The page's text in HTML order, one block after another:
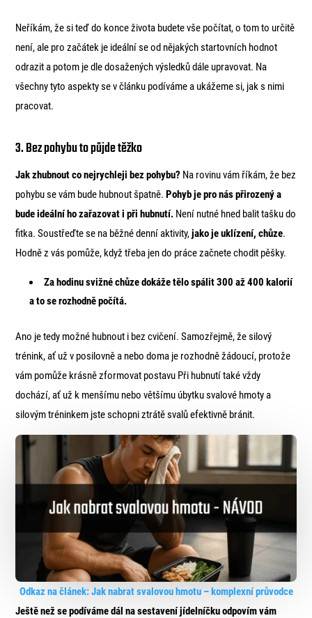
Neříkám, že si teď do konce života budete vše počítat, o tom to určitě
není, ale pro začátek je ideální se od nějakých startovních hodnot
odrazit a potom je dle dosažených výsledků dále upravovat. Na
všechny tyto aspekty se v článku podíváme a ukážeme si, jak s nimi
pracovat.
3. Bez pohybu to půjde těžko
Jak zhubnout co nejrychleji bez pohybu? Na rovinu vám říkám, že bez
pohybu se vám bude hubnout špatně.Pohyb je pro nás přirozený a
bude ideální ho zařazovat i při hubnutí. Není nutné hned balit tašku do
fitka. Soustřeďte se na běžné denní aktivity,jako je uklízení, chůze.
Hodně z vás pomůže, když třeba jen do práce začnete chodit pěšky.
Za hodinu svižné chůze dokáže tělo spálit 300 až 400 kalorií
a to se rozhodně počítá.
Ano je tedy možné hubnout i bez cvičení. Samozřejmě, že silový
trénink, ať už v posilovně a nebo doma je rozhodně žádoucí, protože
vám pomůže krásně zformovat postavu Při hubnutí také vždy
dochází, ať už k menšímu nebo většímu úbytku svalové hmoty a
silovým tréninkem jste schopni ztrátě svalů efektivně bránit.
Odkaz na článek: Jak nabrat svalovou hmotu – komplexní průvodce
Ještě než se podíváme dál na sestavení jídelníčku odpovím vám